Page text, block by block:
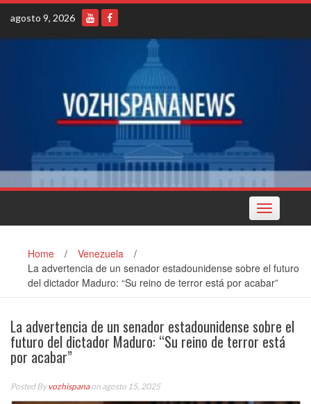
Skip
content
agosto 9, 2026
Toggle
navigation
Home / Venezuela
/
La advertencia de un senador estadounidense sobre el futuro
del dictador Maduro: “Su reino de terror está por acabar”
La advertencia de un senador estadounidense sobre el
futuro del dictador Maduro: “Su reino de terror está
por acabar”
Posted Byvozhispanaon agosto 15, 2025